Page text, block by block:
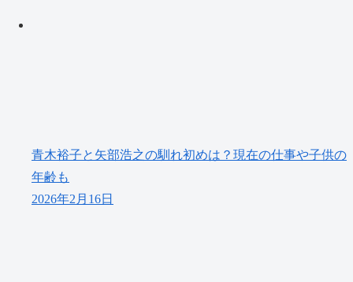
青木裕子と矢部浩之の馴れ初めは？現在の仕事や子供の
年齢も
2026年2月16日